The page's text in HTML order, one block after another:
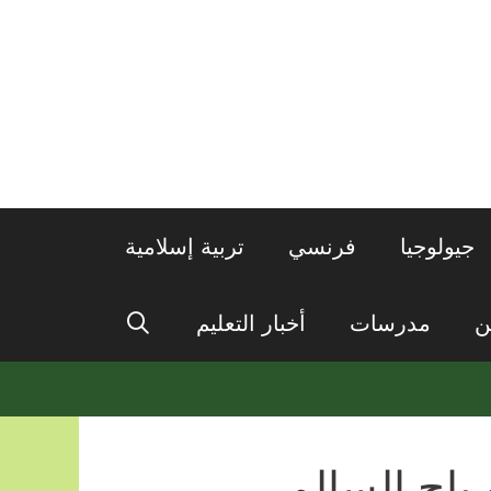
جيولوجيا فرنسي تربية إسلامية
مدرسات أخبار التعليم